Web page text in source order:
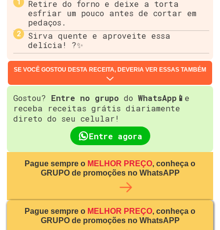
Retire do forno e deixe a torta
esfriar um pouco antes de cortar em
pedaços.
Sirva quente e aproveite essa
delícia! ?️✨
SE VOCÊ GOSTOU DESTA RECEITA, DEVERIA VER ESSAS TAMBÉM
Gostou? Entre no grupo do WhatsApp📱 e
receba receitas grátis diariamente
direto do seu celular!
Entre agora
Pague sempre o MELHOR PREÇO, conheça o
GRUPO de promoções no WhatsAPP
Pague sempre o MELHOR PREÇO, conheça o
GRUPO de promoções no WhatsAPP